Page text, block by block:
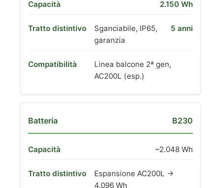
2.150 Wh
Sganciabile, IP65,
garanzia
5 anni
Linea balcone 2ª gen,
AC200L (esp.)
B230
~2.048 Wh
Espansione AC200L →
4.096 Wh